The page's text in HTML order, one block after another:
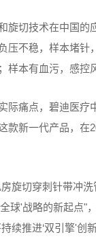
旋切技术在中国
压不稳，样本堵
样本有血污，感控
际痛点，碧迪医
款新一代产品，在
旋切穿刺针带冲
球'战略的新起点"
续推进‘双引擎'创